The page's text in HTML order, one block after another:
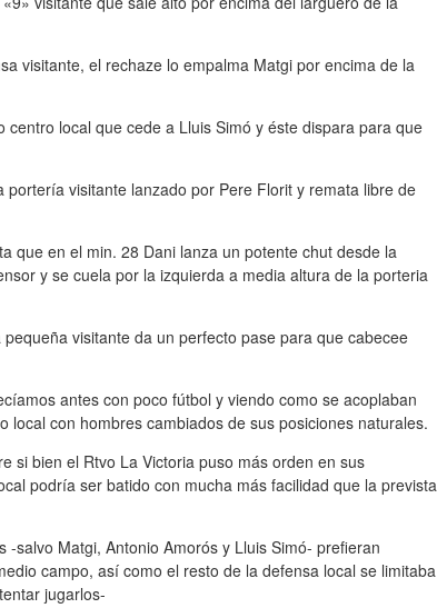
visitante, el rechaze lo empalma Matgi por encima de la
local que cede a Lluis Simó y éste dispara para que
visitante lanzado por Pere Florit y remata libre de
que en el min. 28 Dani lanza un potente chut desde la
y se cuela por la izquierda a media altura de la porteria
visitante da un perfecto pase para que cabecee
antes con poco fútbol y viendo como se acoplaban
con hombres cambiados de sus posiciones naturales.
si bien el Rtvo La Victoria puso más orden en sus
podría ser batido con mucha más facilidad que la prevista
salvo Matgi, Antonio Amorós y Lluis Simó- prefieran
campo, así como el resto de la defensa local se limitaba
jugarlos-